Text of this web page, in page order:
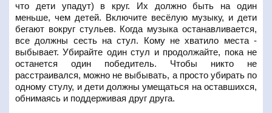
что дети упадут) в круг. Их должно быть на один
меньше, чем детей. Включите весёлую музыку, и дети
бегают вокруг стульев. Когда музыка останавливается,
все должны сесть на стул. Кому не хватило места -
выбывает. Убирайте один стул и продолжайте, пока не
останется один победитель. Чтобы никто не
расстраивался, можно не выбывать, а просто убирать по
одному стулу, и дети должны умещаться на оставшихся,
обнимаясь и поддерживая друг друга.